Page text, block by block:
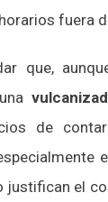
fuera
que,
de
justifican el